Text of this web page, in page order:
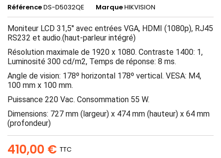
RéférenceDS-D5032QE MarqueHIKVISION
Moniteur LCD 31,5'' avec entrées VGA, HDMI (1080p), RJ45
RS232 et audio.(haut-parleur intégré)
Résolution maximale de 1920 x 1080. Contraste 1400: 1,
Luminosité 300 cd/m2, Temps de réponse: 8 ms.
Angle de vision: 178º horizontal 178º vertical. VESA: M4,
100 mm x 100 mm.
Puissance 220 Vac. Consommation 55 W.
Dimensions: 727 mm (largeur) x 474 mm (hauteur) x 64 mm
(profondeur)
410,00 € TTC